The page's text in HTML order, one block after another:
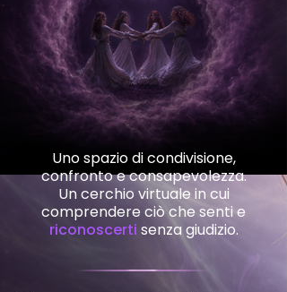
Uno spazio di condivisione,
confronto e consapevolezza.
Un cerchio virtuale in cui
comprendere ciò che senti e
riconoscerti senza giudizio.